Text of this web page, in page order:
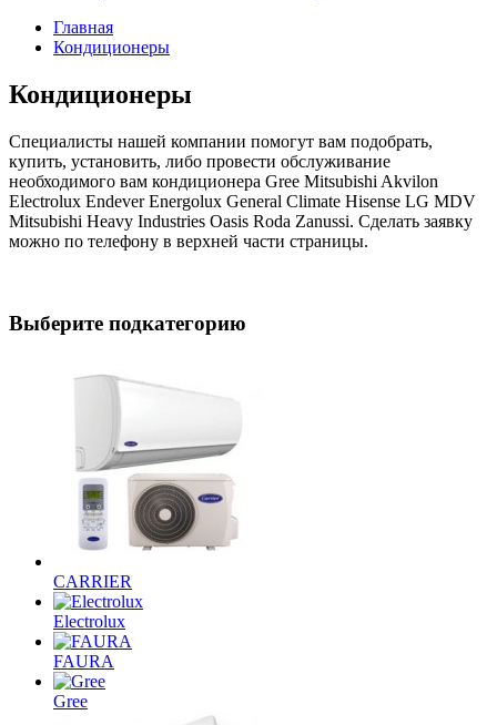
Главная
Кондиционеры
Кондиционеры
Специалисты нашей компании помогут вам подобрать,
купить, установить, либо провести обслуживание
необходимого вам кондиционера Gree Mitsubishi Akvilon
Electrolux Endever Energolux General Climate Hisense LG MDV
Mitsubishi Heavy Industries Oasis Roda Zanussi. Сделать заявку
можно по телефону в верхней части страницы.
Выберите подкатегорию
CARRIER
Electrolux
FAURA
Gree